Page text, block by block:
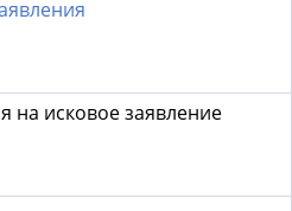
на исковое заявление